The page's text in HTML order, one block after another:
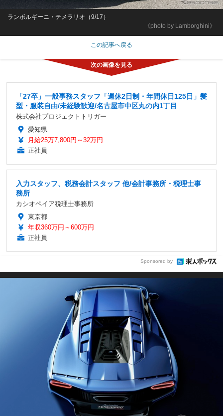
《photo by Lamborghini》
ランボルギーニ・テメラリオ（9/17）
この記事へ戻る
「27卒」一般事務スタッフ「週休2日制・年間休日125日」髪
型・服装自由/未経験歓迎/名古屋市中区丸の内1丁目
株式会社プロジェクトトリガー
愛知県
月給25万7,800円～32万円
正社員
入力スタッフ、税務会計スタッフ 他/会計事務所・税理士事
務所
カシオペイア税理士事務所
東京都
年収360万円～600万円
正社員
Sponsored by